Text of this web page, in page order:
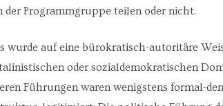
der Programmgruppe teilen oder nicht.
wurde auf eine bürokratisch-autoritäre
oder sozialdemokratischen
Führungen waren wenigstens formal-